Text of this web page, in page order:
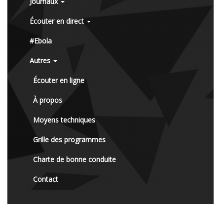
Écouter en direct
#Ebola
Autres
Écouter en ligne
À propos
Moyens techniques
Grille des programmes
Charte de bonne conduite
Contact